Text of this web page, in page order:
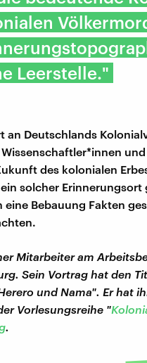
Leerstelle."
an Deutschlands
und
des kolonialen
solcher
Bebauung Fakten
Mitarbeiter am
Sein Vortrag hat den
und Nama". Er hat
Vorlesungsreihe "
.